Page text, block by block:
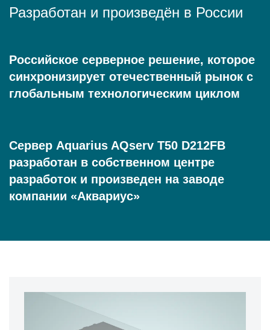
Разработан и произведён в России
Российское серверное решение, которое
синхронизирует отечественный рынок с
глобальным технологическим циклом
Сервер Aquarius AQserv T50 D212FB
разработан в собственном центре
разработок и произведен на заводе
компании «Аквариус»